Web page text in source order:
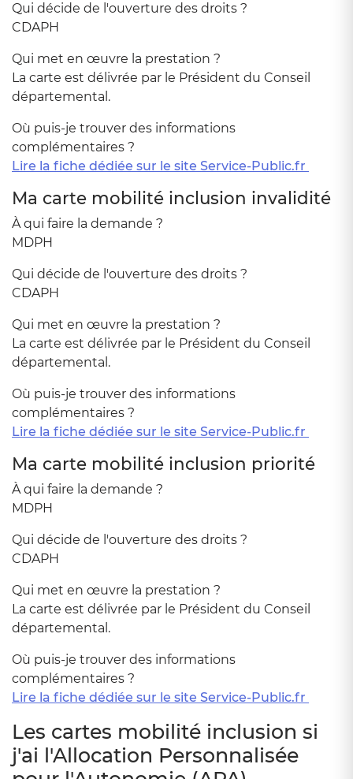
Qui décide de l'ouverture des droits ?
CDAPH
Qui met en œuvre la prestation ?
La carte est délivrée par le Président du Conseil
départemental.
Où puis-je trouver des informations
complémentaires ?
Lire la fiche dédiée sur le site Service-Public.fr
Ma carte mobilité inclusion invalidité
À qui faire la demande ?
MDPH
Qui décide de l'ouverture des droits ?
CDAPH
Qui met en œuvre la prestation ?
La carte est délivrée par le Président du Conseil
départemental.
Où puis-je trouver des informations
complémentaires ?
Lire la fiche dédiée sur le site Service-Public.fr
Ma carte mobilité inclusion priorité
À qui faire la demande ?
MDPH
Qui décide de l'ouverture des droits ?
CDAPH
Qui met en œuvre la prestation ?
La carte est délivrée par le Président du Conseil
départemental.
Où puis-je trouver des informations
complémentaires ?
Lire la fiche dédiée sur le site Service-Public.fr
Les cartes mobilité inclusion si
j'ai l'Allocation Personnalisée